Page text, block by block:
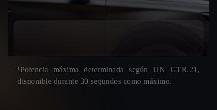
¹Potencia máxima determinada según UN GTR.21,
disponible durante 30 segundos como máximo.